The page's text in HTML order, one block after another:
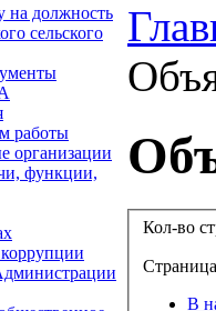
на должность
сельского
работы
организации
функции,
Кол-во
В